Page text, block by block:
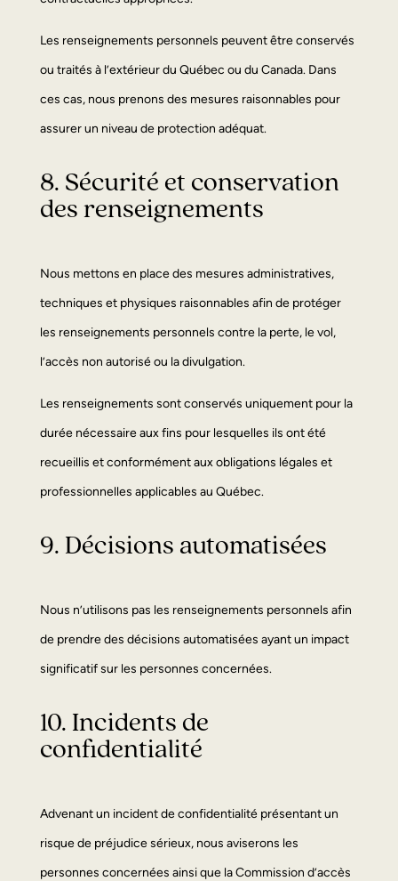
Les renseignements personnels peuvent être conservés
ou traités à l’extérieur du Québec ou du Canada. Dans
ces cas, nous prenons des mesures raisonnables pour
assurer un niveau de protection adéquat.
8. Sécurité et conservation
des renseignements
Nous mettons en place des mesures administratives,
techniques et physiques raisonnables afin de protéger
les renseignements personnels contre la perte, le vol,
l’accès non autorisé ou la divulgation.
Les renseignements sont conservés uniquement pour la
durée nécessaire aux fins pour lesquelles ils ont été
recueillis et conformément aux obligations légales et
professionnelles applicables au Québec.
9. Décisions automatisées
Nous n’utilisons pas les renseignements personnels afin
de prendre des décisions automatisées ayant un impact
significatif sur les personnes concernées.
10. Incidents de
confidentialité
Advenant un incident de confidentialité présentant un
risque de préjudice sérieux, nous aviserons les
personnes concernées ainsi que la Commission d’accès